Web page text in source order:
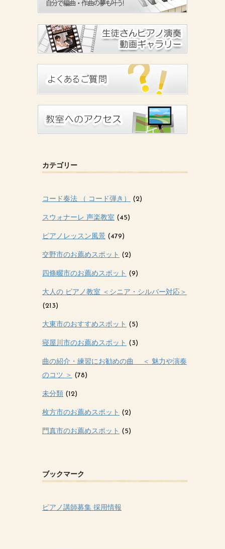
カテゴリー
コード奏法 （ コード弾き） (2)
スウォナーレ 声楽教室 (45)
ピアノレッスン風景 (479)
交野市のお薦めスポット (2)
四條畷市のお薦めスポット (9)
大人の ピアノ教室 ＜シニア・シルバー対応＞
(213)
大東市のおすすめスポット (5)
寝屋川市のお薦めスポット (3)
曲の紹介・練習にお勧めの曲 ＜ 魅力や演奏
のコツ ＞ (78)
未分類 (12)
枚方市のお薦めスポット (2)
門真市のお薦めスポット (5)
ブックマーク
ピアノ講師募集 採用情報